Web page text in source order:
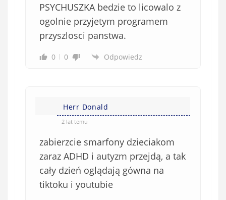
PSYCHUSZKA bedzie to licowalo z
ogolnie przyjetym programem
przyszlosci panstwa.
0 0 Odpowiedz
Herr Donald
2 lat temu
zabierzcie smarfony dzieciakom
zaraz ADHD i autyzm przejdą, a tak
cały dzień oglądają gówna na
tiktoku i youtubie